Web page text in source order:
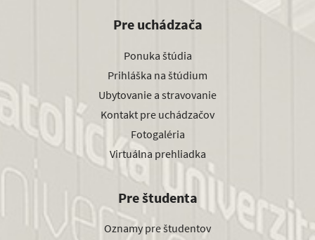
Pre uchádzača
Ponuka štúdia
Prihláška na štúdium
Ubytovanie a stravovanie
Kontakt pre uchádzačov
Fotogaléria
Virtuálna prehliadka
Pre študenta
Oznamy pre študentov